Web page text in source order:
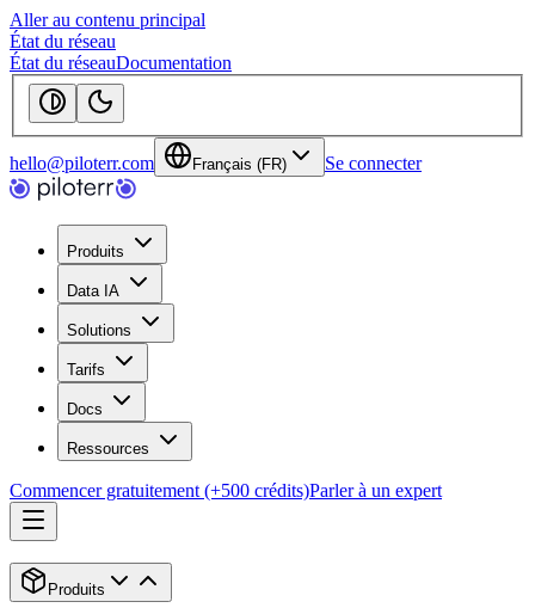
Aller au contenu principal
État du réseau
État du réseauDocumentation
hello@piloterr.com Français (FR) Se connecter
Produits
Data IA
Solutions
Tarifs
Docs
Ressources
Commencer gratuitement (+500 crédits)Parler à un expert
Produits